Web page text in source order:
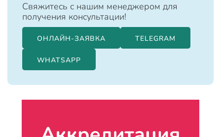
Свяжитесь с нашим менеджером для
получения консультации!
ОНЛАЙН-ЗАЯВКА TELEGRAM
WHATSAPP